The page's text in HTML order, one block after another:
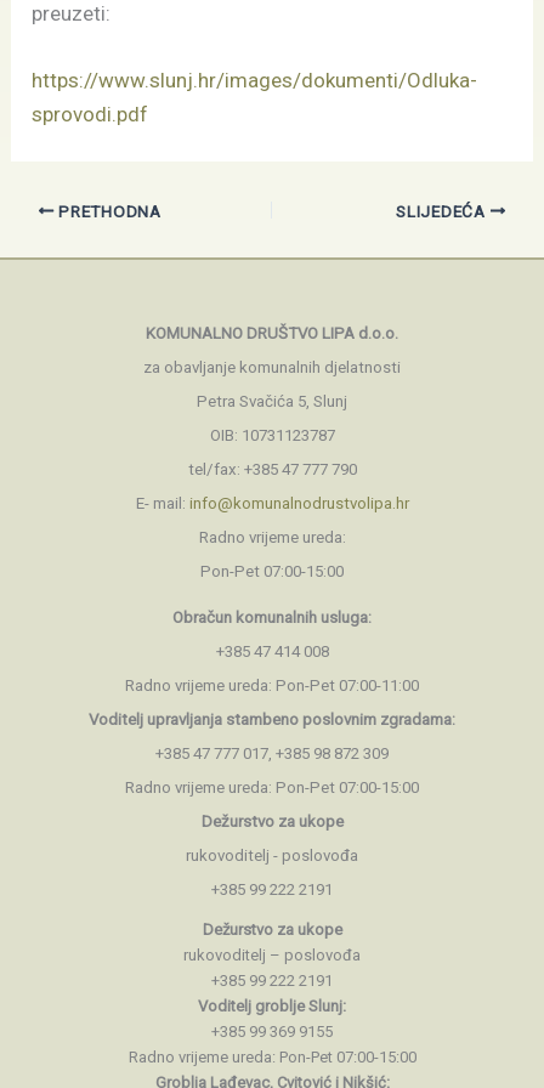
preuzeti:
https://www.slunj.hr/images/dokumenti/Odluka-
sprovodi.pdf
PRETHODNA SLIJEDEĆA
KOMUNALNO DRUŠTVO LIPA d.o.o.
za obavljanje komunalnih djelatnosti
Petra Svačića 5, Slunj
OIB: 10731123787
tel/fax: +385 47 777 790
E- mail: info@komunalnodrustvolipa.hr
Radno vrijeme ureda:
Pon-Pet 07:00-15:00
Obračun komunalnih usluga:
+385 47 414 008
Radno vrijeme ureda: Pon-Pet 07:00-11:00
Voditelj upravljanja stambeno poslovnim zgradama:
+385 47 777 017, +385 98 872 309
Radno vrijeme ureda: Pon-Pet 07:00-15:00
Dežurstvo za ukope
rukovoditelj - poslovođa
+385 99 222 2191
Dežurstvo za ukope
rukovoditelj – poslovođa
+385 99 222 2191
Voditelj groblje Slunj:
+385 99 369 9155
Radno vrijeme ureda: Pon-Pet 07:00-15:00
Groblja Lađevac, Cvitović i Nikšić: